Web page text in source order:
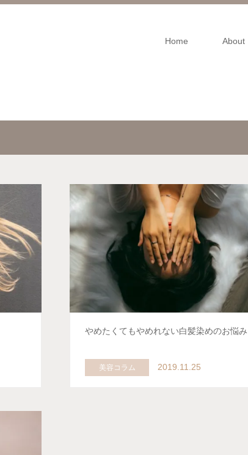
Home About
やめたくてもやめれない白髪染めのお悩み
美容コラム 2019.11.25